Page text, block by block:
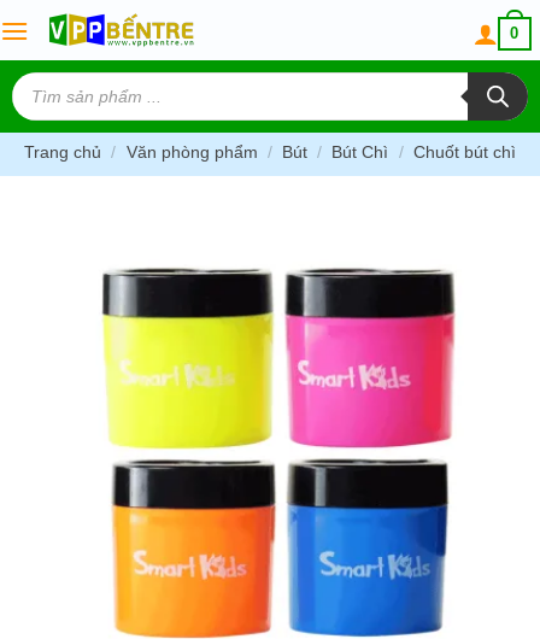
to
content
0
Tìm
kiếm
sản
phẩm
Trang chủ / Văn phòng phẩm / Bút / Bút Chì / Chuốt bút chì